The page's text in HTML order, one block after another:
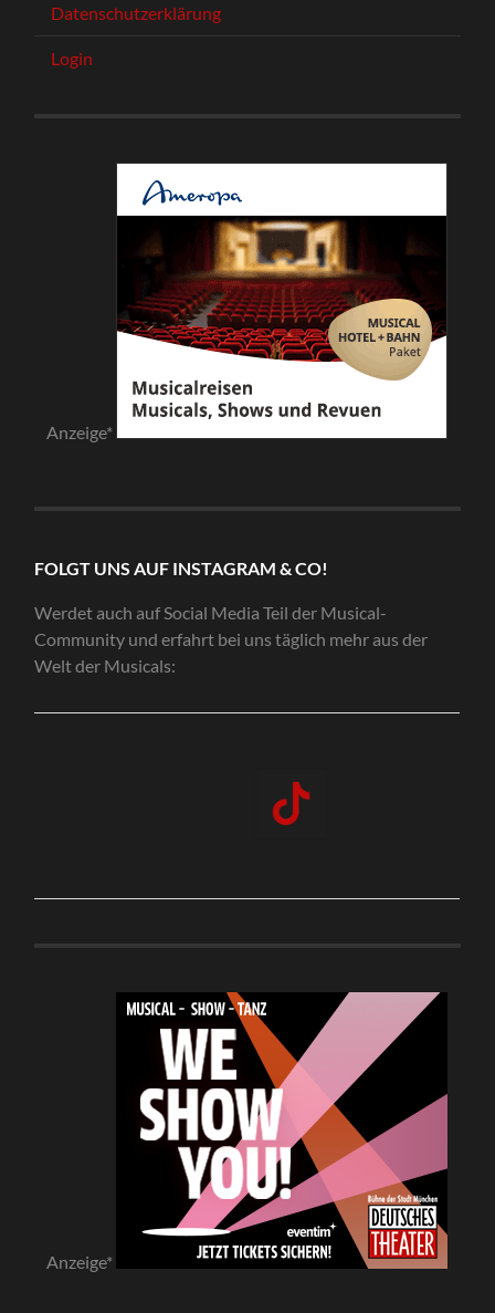
Datenschutzerklärung
Login
Anzeige*
FOLGT UNS AUF INSTAGRAM & CO!
Werdet auch auf Social Media Teil der Musical-
Community und erfahrt bei uns täglich mehr aus der
Welt der Musicals:
Anzeige*